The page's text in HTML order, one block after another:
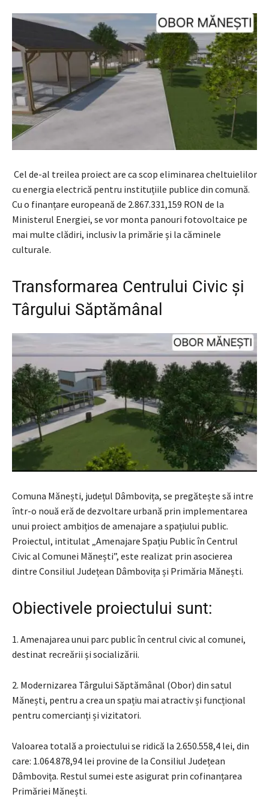
Cel de-al treilea proiect are ca scop eliminarea cheltuielilor
cu energia electrică pentru instituțiile publice din comună.
Cu o finanțare europeană de 2.867.331,159 RON de la
Ministerul Energiei, se vor monta panouri fotovoltaice pe
mai multe clădiri, inclusiv la primărie și la căminele
culturale.
Transformarea Centrului Civic și
Târgului Săptămânal
Comuna Mănești, județul Dâmbovița, se pregătește să intre
într-o nouă eră de dezvoltare urbană prin implementarea
unui proiect ambițios de amenajare a spațiului public.
Proiectul, intitulat „Amenajare Spațiu Public în Centrul
Civic al Comunei Mănești”, este realizat prin asocierea
dintre Consiliul Județean Dâmbovița și Primăria Mănești.
Obiectivele proiectului sunt:
1. Amenajarea unui parc public în centrul civic al comunei,
destinat recreării și socializării.
2. Modernizarea Târgului Săptămânal (Obor) din satul
Mănești, pentru a crea un spațiu mai atractiv și funcțional
pentru comercianți și vizitatori.
Valoarea totală a proiectului se ridică la 2.650.558,4 lei, din
care: 1.064.878,94 lei provine de la Consiliul Județean
Dâmbovița. Restul sumei este asigurat prin cofinanțarea
Primăriei Mănești.